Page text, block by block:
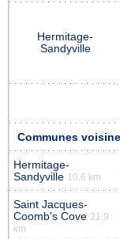
Hermitage-
Sandyville
Communes
Hermitage-
Sandyville 10.6 km
Saint Jacques-
Coomb's Cove 21.9
km